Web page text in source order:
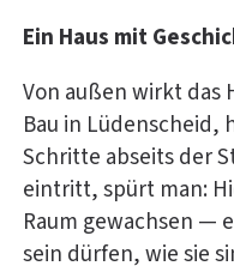
Ein Haus mit
Von außen wirkt das
Bau in Lüdenscheid,
Schritte abseits der
eintritt, spürt man:
Raum gewachsen —
sein dürfen, wie sie